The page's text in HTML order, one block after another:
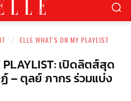
ELLE WHAT'S ON MY PLAYLIST
PLAYLIST: เปิดลิตส์สุด
– ตุลย์ ภากร ร่วมแบ่ง